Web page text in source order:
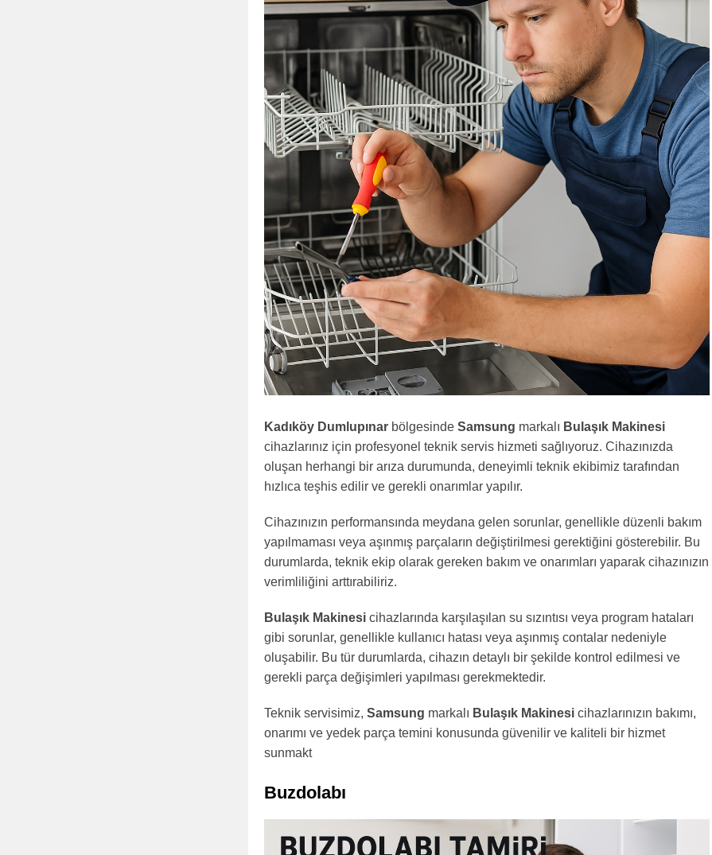
Kadıköy Dumlupınar bölgesinde Samsung markalı Bulaşık Makinesi
cihazlarınız için profesyonel teknik servis hizmeti sağlıyoruz. Cihazınızda
oluşan herhangi bir arıza durumunda, deneyimli teknik ekibimiz tarafından
hızlıca teşhis edilir ve gerekli onarımlar yapılır.
Cihazınızın performansında meydana gelen sorunlar, genellikle düzenli bakım
yapılmaması veya aşınmış parçaların değiştirilmesi gerektiğini gösterebilir. Bu
durumlarda, teknik ekip olarak gereken bakım ve onarımları yaparak cihazınızın
verimliliğini arttırabiliriz.
Bulaşık Makinesi cihazlarında karşılaşılan su sızıntısı veya program hataları
gibi sorunlar, genellikle kullanıcı hatası veya aşınmış contalar nedeniyle
oluşabilir. Bu tür durumlarda, cihazın detaylı bir şekilde kontrol edilmesi ve
gerekli parça değişimleri yapılması gerekmektedir.
Teknik servisimiz, Samsung markalı Bulaşık Makinesi cihazlarınızın bakımı,
onarımı ve yedek parça temini konusunda güvenilir ve kaliteli bir hizmet
sunmakt
Buzdolabı